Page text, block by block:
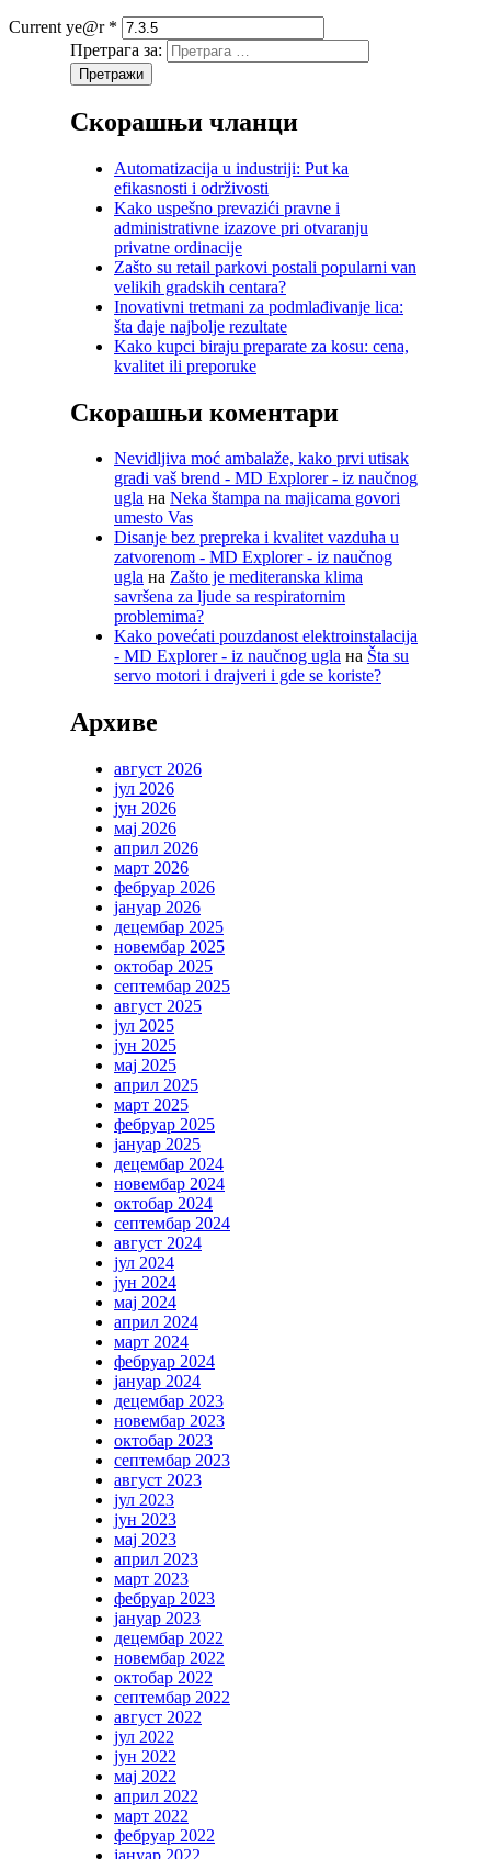
Current ye@r *
Претрага за:
Скорашњи чланци
Automatizacija u industriji: Put ka
efikasnosti i održivosti
Kako uspešno prevazići pravne i
administrativne izazove pri otvaranju
privatne ordinacije
Zašto su retail parkovi postali popularni van
velikih gradskih centara?
Inovativni tretmani za podmlađivanje lica:
šta daje najbolje rezultate
Kako kupci biraju preparate za kosu: cena,
kvalitet ili preporuke
Скорашњи коментари
Nevidljiva moć ambalaže, kako prvi utisak
gradi vaš brend - MD Explorer - iz naučnog
ugla на Neka štampa na majicama govori
umesto Vas
Disanje bez prepreka i kvalitet vazduha u
zatvorenom - MD Explorer - iz naučnog
ugla на Zašto je mediteranska klima
savršena za ljude sa respiratornim
problemima?
Kako povećati pouzdanost elektroinstalacija
- MD Explorer - iz naučnog ugla на Šta su
servo motori i drajveri i gde se koriste?
Архиве
август 2026
јул 2026
јун 2026
мај 2026
април 2026
март 2026
фебруар 2026
јануар 2026
децембар 2025
новембар 2025
октобар 2025
септембар 2025
август 2025
јул 2025
јун 2025
мај 2025
април 2025
март 2025
фебруар 2025
јануар 2025
децембар 2024
новембар 2024
октобар 2024
септембар 2024
август 2024
јул 2024
јун 2024
мај 2024
април 2024
март 2024
фебруар 2024
јануар 2024
децембар 2023
новембар 2023
октобар 2023
септембар 2023
август 2023
јул 2023
јун 2023
мај 2023
април 2023
март 2023
фебруар 2023
јануар 2023
децембар 2022
новембар 2022
октобар 2022
септембар 2022
август 2022
јул 2022
јун 2022
мај 2022
април 2022
март 2022
фебруар 2022